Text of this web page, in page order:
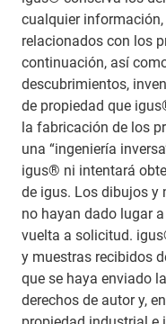
cualquier
relacionados con los
continuación, así
descubrimientos,
de propiedad que
la fabricación de los
una “ingeniería
igus® ni intentará
de igus. Los dibujos y
no hayan dado lugar
vuelta a solicitud.
y muestras recibidos
que se haya enviado
derechos de autor y,